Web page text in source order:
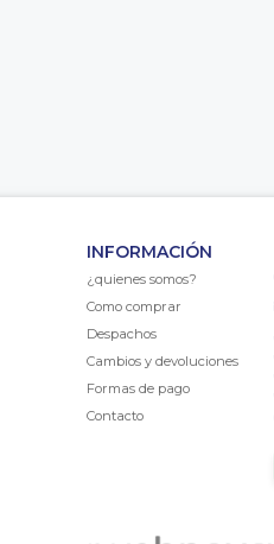
INFORMACIÓN
¿quienes somos?
Como comprar
Despachos
Cambios y devoluciones
Formas de pago
Contacto